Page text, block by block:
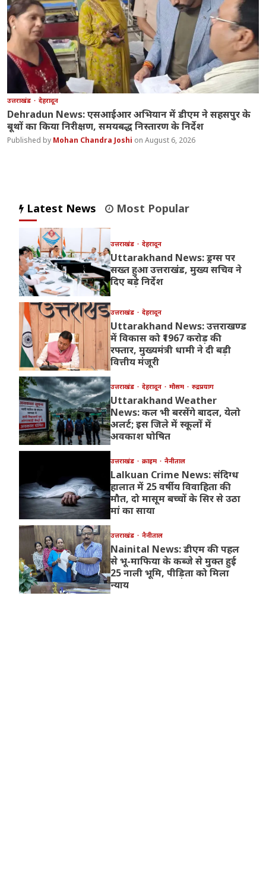
उत्तराखंड देहरादून
Dehradun News: एसआईआर अभियान में डीएम ने सहसपुर के
बूथों का किया निरीक्षण, समयबद्ध निस्तारण के निर्देश
Mohan Chandra Joshi August 6, 2026
Latest News Most Popular
उत्तराखंड देहरादून
Uttarakhand News: ड्रग्स पर
सख्त हुआ उत्तराखंड, मुख्य सचिव ने
दिए बड़े निर्देश
उत्तराखंड देहरादून
Uttarakhand News: उत्तराखण्ड
में विकास को ₹1967 करोड़ की
रफ्तार, मुख्यमंत्री धामी ने दी बड़ी
वित्तीय मंजूरी
उत्तराखंड देहरादून मौसम रुद्रप्रयाग
Uttarakhand Weather
News: कल भी बरसेंगे बादल, येलो
अलर्ट; इस जिले में स्कूलों में
अवकाश घोषित
उत्तराखंड क्राइम नैनीताल
Lalkuan Crime News: संदिग्ध
हालात में 25 वर्षीय विवाहिता की
मौत, दो मासूम बच्चों के सिर से उठा
मां का साया
उत्तराखंड नैनीताल
Nainital News: डीएम की पहल
से भू-माफिया के कब्जे से मुक्त हुई
25 नाली भूमि, पीड़िता को मिला
न्याय